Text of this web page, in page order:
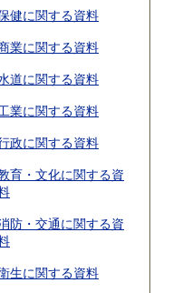
健に関する資料
業に関する資料
道に関する資料
業に関する資料
政に関する資料
育・文化に関する資
防・交通に関する資
生に関する資料